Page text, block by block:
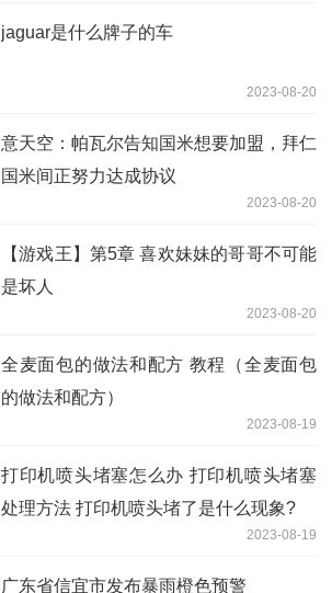
jaguar是什么牌子的车
2023-08-20
意天空：帕瓦尔告知国米想要加盟，拜仁
国米间正努力达成协议
2023-08-20
【游戏王】第5章 喜欢妹妹的哥哥不可能
是坏人
2023-08-20
全麦面包的做法和配方 教程（全麦面包
的做法和配方）
2023-08-19
打印机喷头堵塞怎么办 打印机喷头堵塞
处理方法 打印机喷头堵了是什么现象?
2023-08-19
广东省信宜市发布暴雨橙色预警